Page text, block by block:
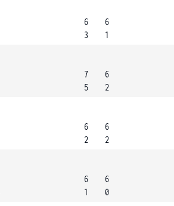
6
3
6
1
7
5
6
2
6
2
6
2
6
1
6
0